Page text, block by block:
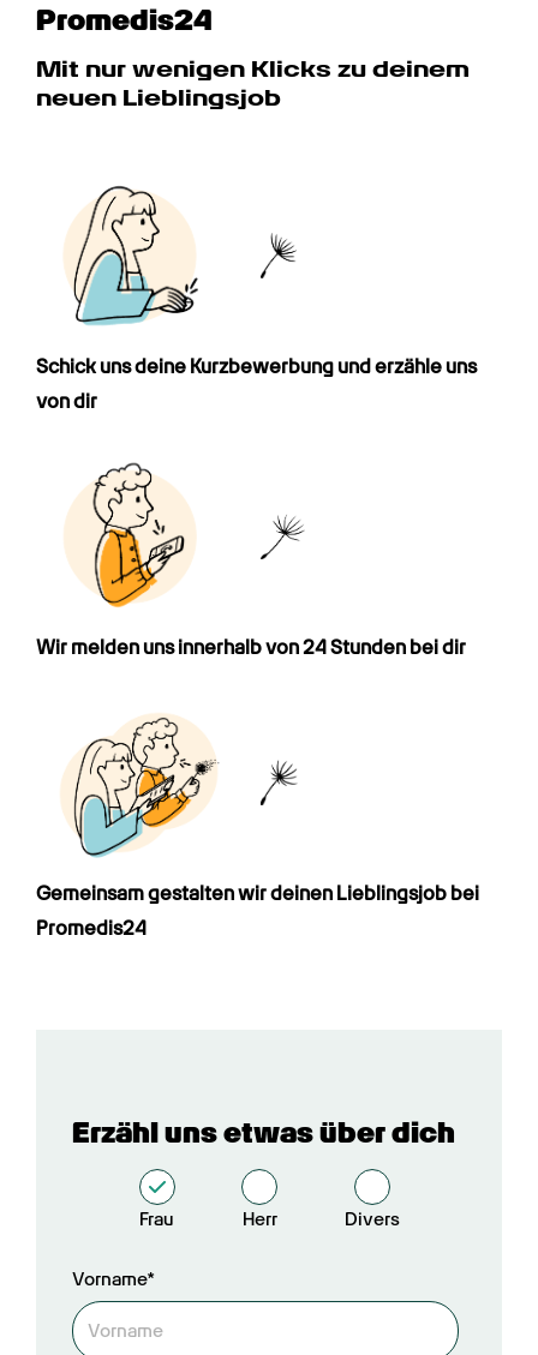
Promedis24
Mit nur wenigen Klicks zu deinem
neuen Lieblingsjob
Schick uns deine Kurz­bewerbung und erzähle uns
von dir
Wir melden uns innerhalb von 24 Stunden bei dir
Gemeinsam gestalten wir deinen Lieblings­job bei
Promedis24
Erzähl uns etwas über dich
Frau Herr Divers
Vorname*